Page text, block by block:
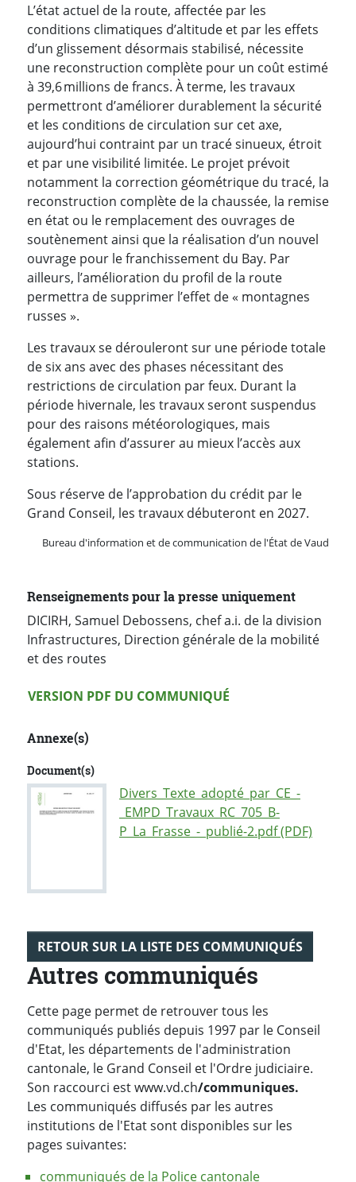
L’état actuel de la route, affectée par les
conditions climatiques d’altitude et par les effets
d’un glissement désormais stabilisé, nécessite
une reconstruction complète pour un coût estimé
à 39,6 millions de francs. À terme, les travaux
permettront d’améliorer durablement la sécurité
et les conditions de circulation sur cet axe,
aujourd’hui contraint par un tracé sinueux, étroit
et par une visibilité limitée. Le projet prévoit
notamment la correction géométrique du tracé, la
reconstruction complète de la chaussée, la remise
en état ou le remplacement des ouvrages de
soutènement ainsi que la réalisation d’un nouvel
ouvrage pour le franchissement du Bay. Par
ailleurs, l’amélioration du profil de la route
permettra de supprimer l’effet de « montagnes
russes ».
Les travaux se dérouleront sur une période totale
de six ans avec des phases nécessitant des
restrictions de circulation par feux. Durant la
période hivernale, les travaux seront suspendus
pour des raisons météorologiques, mais
également afin d’assurer au mieux l’accès aux
stations.
Sous réserve de l’approbation du crédit par le
Grand Conseil, les travaux débuteront en 2027.
Bureau d'information et de communication de l'État de Vaud
Renseignements pour la presse uniquement
DICIRH, Samuel Debossens, chef a.i. de la division
Infrastructures, Direction générale de la mobilité
et des routes
Version PDF
VERSION PDF DU COMMUNIQUÉ
Annexe(s)
Document(s)
Divers_Texte_adopté_par_CE_-
_EMPD_Travaux_RC_705_B-
P_La_Frasse_-_publié-2.pdf (PDF)
RETOUR SUR LA LISTE DES COMMUNIQUÉS
Autres communiqués
Cette page permet de retrouver tous les
communiqués publiés depuis 1997 par le Conseil
d'Etat, les départements de l'administration
cantonale, le Grand Conseil et l'Ordre judiciaire.
Son raccourci est www.vd.ch/communiques.
Les communiqués diffusés par les autres
institutions de l'Etat sont disponibles sur les
pages suivantes:
communiqués de la Police cantonale